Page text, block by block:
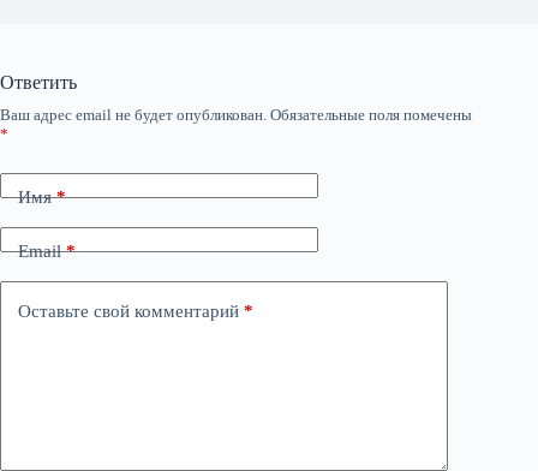
Ответить
Ваш адрес email не будет опубликован. Обязательные поля помечены
*
Имя*
Email*
Оставьте свой комментарий *